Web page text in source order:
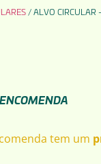
/ ALVO CIRCULAR
tem um